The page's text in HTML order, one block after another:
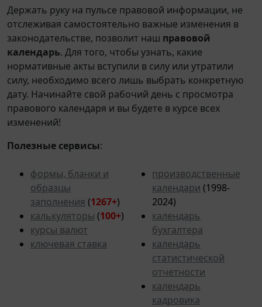
Держать руку на пульсе правовой информации, не
отслеживая самостоятельно важные изменения в
законодательстве, позволит наш правовой
календарь. Для того, чтобы узнать, какие
нормативные акты вступили в силу или утратили
силу, необходимо всего лишь выбрать конкретную
дату. Начинайте свой рабочий день с просмотра
правового календаря и вы будете в курсе всех
изменений!
Полезные сервисы:
формы, бланки и
образцы
заполнения (1267+)
калькуляторы (100+)
курсы валют
ключевая ставка
производственные
календари (1998-
2024)
календарь
бухгалтера
календарь
статистической
отчетности
календарь
кадровика